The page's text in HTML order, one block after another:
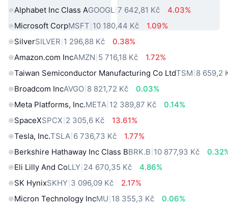
Alphabet Inc Class AGOOGL 7 642,81 Kč
4.03%
Microsoft CorpMSFT 10 180,44 Kč
1.09%
SilverSILVER 1 296,88 Kč
0.38%
Amazon.com IncAMZN 5 716,18 Kč
1.72%
Taiwan Semiconductor Manufacturing Co LtdTSM 8 659,2
Broadcom IncAVGO 8 821,72 Kč
0.03%
Meta Platforms, Inc.META 12 389,87 Kč
0.14%
SpaceXSPCX 2 305,6 Kč
13.61%
Tesla, Inc.TSLA 6 736,73 Kč
1.77%
Berkshire Hathaway Inc Class BBRK.B 10 877,93 Kč
Eli Lilly And CoLLY 24 670,35 Kč
4.86%
SK HynixSKHY 3 096,09 Kč
2.17%
Micron Technology IncMU 18 355,3 Kč
0.06%